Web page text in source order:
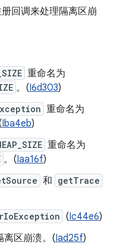
回调来处理隔离区崩
重命名为
。(I6d303)
重命名为
Iba4eb)
重命名为
。(Iaa16f)
和 getTrace
(Ic44e6)
离区崩溃。(Iad25f)